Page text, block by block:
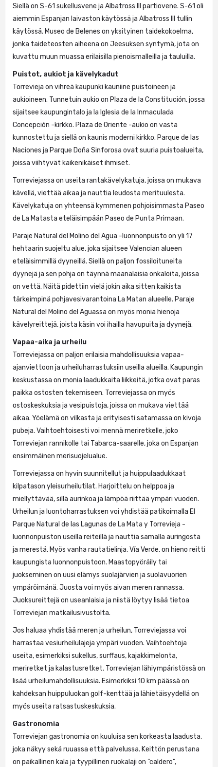
Siellä on S-61 sukellusvene ja Albatross III partiovene. S-61 oli
aiemmin Espanjan laivaston käytössä ja Albatross III tullin
käytössä. Museo de Belenes on yksityinen taidekokoelma,
jonka taideteosten aiheena on Jeesuksen syntymä, jota on
kuvattu muun muassa erilaisilla pienoismalleilla ja tauluilla.
Puistot, aukiot ja kävelykadut
Torrevieja on vihreä kaupunki kauniine puistoineen ja
aukioineen. Tunnetuin aukio on Plaza de la Constitución, jossa
sijaitsee kaupungintalo ja la Iglesia de la Inmaculada
Concepción -kirkko. Plaza de Oriente -aukio on vasta
kunnostettu ja siellä on kaunis moderni kirkko. Parque de las
Naciones ja Parque Doña Sinforosa ovat suuria puistoalueita,
joissa viihtyvät kaikenikäiset ihmiset.
Torreviejassa on useita rantakävelykatuja, joissa on mukava
kävellä, viettää aikaa ja nauttia leudosta merituulesta.
Kävelykatuja on yhteensä kymmenen pohjoisimmasta Paseo
de La Matasta eteläisimpään Paseo de Punta Primaan.
Paraje Natural del Molino del Agua -luonnonpuisto on yli 17
hehtaarin suojeltu alue, joka sijaitsee Valencian alueen
eteläisimmillä dyyneillä. Siellä on paljon fossiloituneita
dyynejä ja sen pohja on täynnä maanalaisia onkaloita, joissa
on vettä. Näitä pidettiin vielä jokin aika sitten kaikista
tärkeimpinä pohjavesivarantoina La Matan alueelle. Paraje
Natural del Molino del Aguassa on myös monia hienoja
kävelyreittejä, joista käsin voi ihailla havupuita ja dyynejä.
Vapaa-aika ja urheilu
Torreviejassa on paljon erilaisia mahdollisuuksia vapaa-
ajanviettoon ja urheiluharrastuksiin useilla alueilla. Kaupungin
keskustassa on monia laadukkaita liikkeitä, jotka ovat paras
paikka ostosten tekemiseen. Torreviejassa on myös
ostoskeskuksia ja vesipuistoja, joissa on mukava viettää
aikaa. Yöelämä on vilkasta ja erityisesti satamassa on kivoja
pubeja. Vaihtoehtoisesti voi mennä meriretkelle, joko
Torreviejan rannikolle tai Tabarca-saarelle, joka on Espanjan
ensimmäinen merisuojelualue.
Torreviejassa on hyvin suunnitellut ja huippulaadukkaat
kilpatason yleisurheilutilat. Harjoittelu on helppoa ja
miellyttävää, sillä aurinkoa ja lämpöä riittää ympäri vuoden.
Urheilun ja luontoharrastuksen voi yhdistää patikoimalla El
Parque Natural de las Lagunas de La Mata y Torrevieja -
luonnonpuiston useilla reiteillä ja nauttia samalla auringosta
ja merestä. Myös vanha rautatielinja, Vía Verde, on hieno reitti
kaupungista luonnonpuistoon. Maastopyöräily tai
juokseminen on uusi elämys suolajärvien ja suolavuorien
ympäröimänä. Juosta voi myös aivan meren rannassa.
Juoksureittejä on useanlaisia ja niistä löytyy lisää tietoa
Torreviejan matkailusivustolta.
Jos haluaa yhdistää meren ja urheilun, Torreviejassa voi
harrastaa vesiurheilulajeja ympäri vuoden. Vaihtoehtoja
useita, esimerkiksi sukellus, surffaus, kajakkimelonta,
meriretket ja kalastusretket. Torreviejan lähiympäristössä on
lisää urheilumahdollisuuksia. Esimerkiksi 10 km päässä on
kahdeksan huippuluokan golf-kenttää ja lähietäisyydellä on
myös useita ratsastuskeskuksia.
Gastronomia
Torreviejan gastronomia on kuuluisa sen korkeasta laadusta,
joka näkyy sekä ruuassa että palvelussa. Keittön perustana
on paikallinen kala ja tyypillinen ruokalaji on ”caldero”,